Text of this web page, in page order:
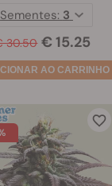
30.50 € 15.25
Sementes: 3